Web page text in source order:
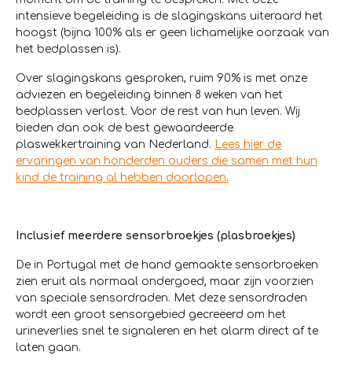
intensieve begeleiding is de slagingskans uiteraard het
hoogst (bijna 100% als er geen lichamelijke oorzaak van
het bedplassen is).
Over slagingskans gesproken, ruim 90% is met onze
adviezen en begeleiding binnen 8 weken van het
bedplassen verlost. Voor de rest van hun leven. Wij
bieden dan ook de best gewaardeerde
plaswekkertraining van Nederland.
Lees hier de
ervaringen van honderden ouders die samen met hun
kind de training al hebben doorlopen.
Inclusief meerdere sensorbroekjes (plasbroekjes)
De in Portugal met de hand gemaakte sensorbroeken
zien eruit als normaal ondergoed, maar zijn voorzien
van speciale sensordraden. Met deze sensordraden
wordt een groot sensorgebied gecreëerd om het
urineverlies snel te signaleren en het alarm direct af te
laten gaan.